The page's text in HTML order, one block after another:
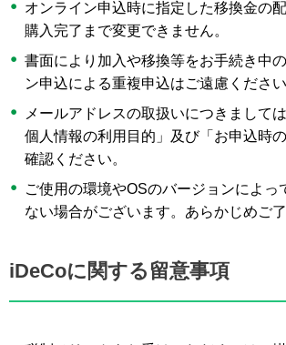
オンライン申込時に指定した移換金の
購入完了まで変更できません。
書面により加入や移換等をお手続き中
ン申込による重複申込はご遠慮ください
メールアドレスの取扱いにつきまして
個人情報の利用目的」及び「お申込時
確認ください。
ご使用の環境やOSのバージョンによっ
ない場合がございます。あらかじめご了
iDeCoに関する留意事項